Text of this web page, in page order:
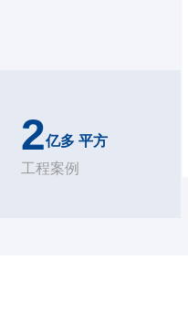
2亿多 平方
工程案例